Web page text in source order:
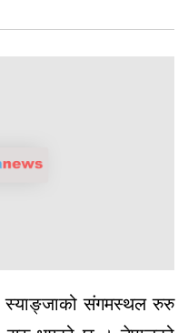
स्याङ्जाको संगमस्थल रुरु